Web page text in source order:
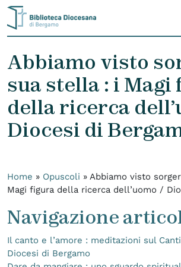
Skip to content
Abbiamo visto
sua stella : i Magi
della ricerca
Diocesi di
Home » Opuscoli » Abbiamo visto
Magi figura della ricerca dell’uomo /
Navigazione
Il canto e l’amore : meditazioni sul
Diocesi di Bergamo